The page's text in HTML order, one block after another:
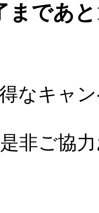
まであ
なキャ
非ご協